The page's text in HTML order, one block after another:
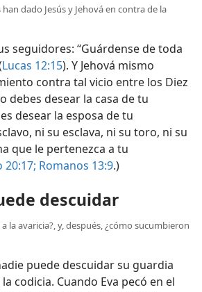
dado Jesús y Jehová en contra de la
seguidores: “Guárdense de toda
Lucas 12:15). Y Jehová mismo
contra tal vicio entre los Diez
debes desear la casa de tu
desear la esposa de tu
ni su esclava, ni su toro, ni su
que le pertenezca a tu
20:17; Romanos 13:9.)
descuidar
la avaricia?, y, después, ¿cómo sucumbieron
puede descuidar su guardia
codicia. Cuando Eva pecó en el